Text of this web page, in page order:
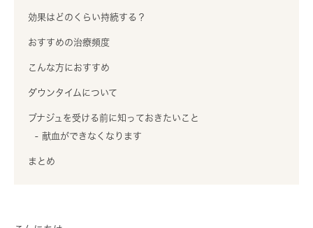
効果はどのくらい持続する？
おすすめの治療頻度
こんな方におすすめ
ダウンタイムについて
ブナジュを受ける前に知っておきたいこと
献血ができなくなります
まとめ